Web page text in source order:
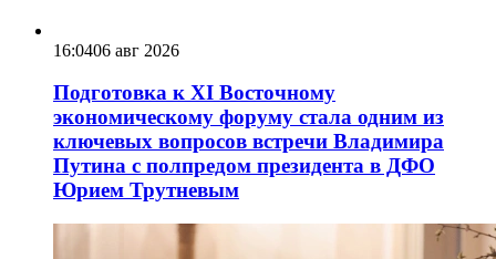
16:0406 авг 2026
Подготовка к XI Восточному
экономическому форуму стала одним из
ключевых вопросов встречи Владимира
Путина с полпредом президента в ДФО
Юрием Трутневым